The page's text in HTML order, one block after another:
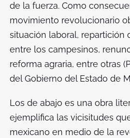
de la fuerza. Como
movimiento revolucionario
situación laboral, repartición
entre los campesinos,
reforma agraria, entre otras
del Gobierno del Estado de
Los de abajo es una obra
ejemplifica las vicisitudes
mexicano en medio de la